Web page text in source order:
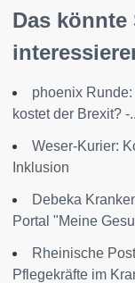
Das könnte
phoenix
kostet der Brexit? -
Weser-Kurier:
Inklusion
Debeka
Portal "Meine
Rheinische
Pflegekräfte im